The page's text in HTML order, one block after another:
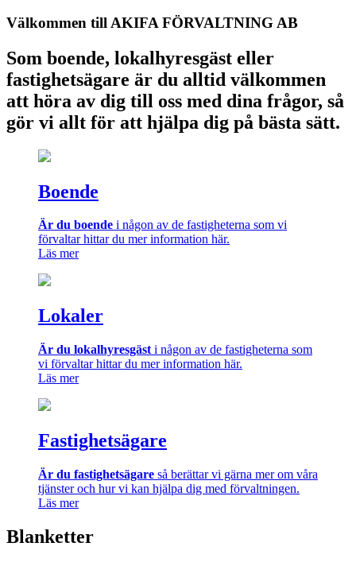
Välkommen till AKIFA FÖRVALTNING AB
Som boende, lokalhyresgäst eller
fastighetsägare är du alltid välkommen
att höra av dig till oss med dina frågor, så
gör vi allt för att hjälpa dig på bästa sätt.
Boende
Är du boende i någon av de fastigheterna som vi
förvaltar hittar du mer information här.
Läs mer
Lokaler
Är du lokalhyresgäst i någon av de fastigheterna som
vi förvaltar hittar du mer information här.
Läs mer
Fastighetsägare
Är du fastighetsägare så berättar vi gärna mer om våra
tjänster och hur vi kan hjälpa dig med förvaltningen.
Läs mer
Blanketter